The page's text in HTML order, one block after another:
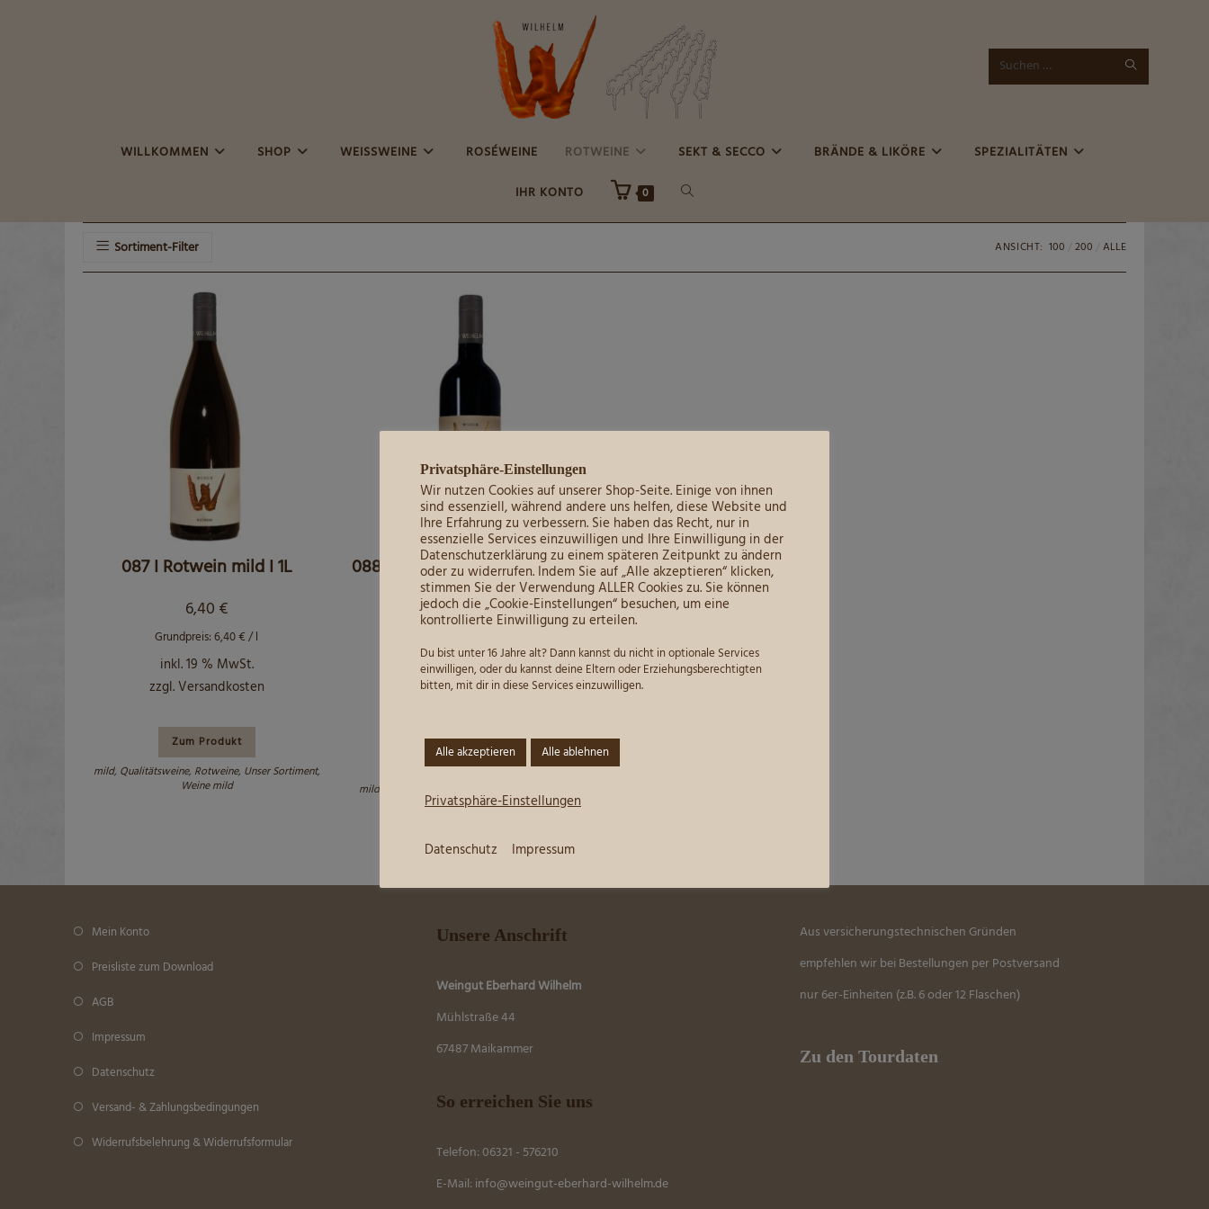
Diese
SUCHE
WILLKOMMEN SHOP WEISSWEINE ROSÉWEINE ROTWEINE SEKT & SECCO BRÄNDE & LIKÖRE
SPEZIALITÄTEN
IHR KONTO
0
WEBSITE-
UMSCHALTEN
Sortiment-Filter ANSICHT: 100 200 ALLE
087 I Rotwein mild I 1L
6,40 €
Grundpreis:6,40€/l
inkl. 19 % MwSt.
zzgl.Versandkosten
Zum Produkt
mild, Qualitätsweine, Rotweine, Unser Sortiment,
Weine mild
088 I Dornfelder Rotwein mild I
0,75L
6,60€
Grundpreis:8,80€/l
inkl. 19 % MwSt.
Zum Produkt
mild,
Weine mild
Mein Konto
Preisliste zum Download
AGB
Impressum
Datenschutz
Versand- & Zahlungsbedingungen
Widerrufsbelehrung & Widerrufsformular
Unsere Anschrift
Weingut Eberhard Wilhelm
Mühlstraße 44
67487 Maikammer
So erreichen Sie uns
Telefon: 06321 - 576210
E-Mail: info@weingut-eberhard-wilhelm.de
Aus versicherungstechnischen Gründen
empfehlen wir bei Bestellungen per Postversand
nur 6er-Einheiten (z.B. 6 oder 12 Flaschen)
Zu den Tourdaten
Privatsphäre-Einstellungen
Wir nutzen Cookies auf unserer Shop-Seite. Einige von ihnen
sind essenziell, während andere uns helfen, diese Website und
Ihre Erfahrung zu verbessern. Sie haben das Recht, nur in
essenzielle Services einzuwilligen und Ihre Einwilligung in der
Datenschutzerklärung zu einem späteren Zeitpunkt zu ändern
oder zu widerrufen. Indem Sie auf „Alle akzeptieren“ klicken,
stimmen Sie der Verwendung ALLER Cookies zu. Sie können
jedoch die „Cookie-Einstellungen“ besuchen, um eine
kontrollierte Einwilligung zu erteilen.
Du bist unter 16 Jahre alt? Dann kannst du nicht in optionale Services
einwilligen, oder du kannst deine Eltern oder Erziehungsberechtigten
bitten, mit dir in diese Services einzuwilligen.
Alle akzeptieren Alle ablehnen
Privatsphäre-Einstellungen
Datenschutz Impressum